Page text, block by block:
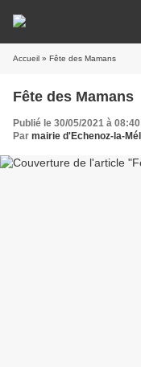
Accueil » Fête des Mamans
Fête des Mamans
Publié le 30/05/2021 à 08:40
Par mairie d'Echenoz-la-